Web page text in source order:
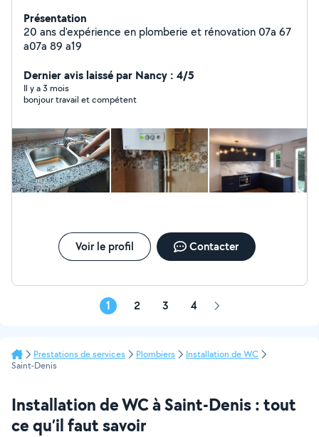
Présentation
20 ans d'expérience en plomberie et rénovation 07a 67
a07a 89 a19
Dernier avis laissé par Nancy : 4/5
Il y a 3 mois
bonjour travail et compétent
Voir le profil Contacter
1 2 3 4 Page
Prestations de services Plombiers
Installation de WC
Saint-Denis
Installation de WC à Saint-Denis : tout
ce qu’il faut savoir